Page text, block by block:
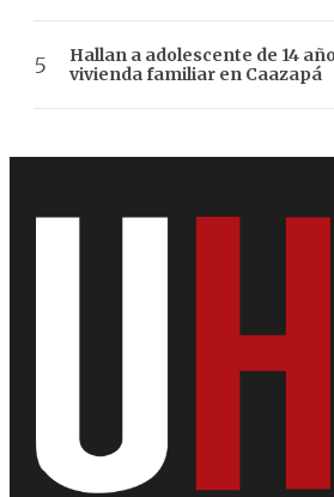
Hallan a adolescente de 14
vivienda familiar en Caazapá